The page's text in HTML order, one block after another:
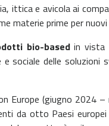
ittica e avicola ai
materie prime per
bio-basedin vista
sociale delle soluzioni
Europe (giugno 2024
da otto Paesi